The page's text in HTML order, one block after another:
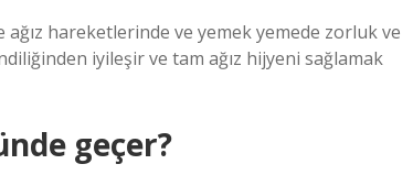
hareketlerinde ve yemek yemede zorluk ve
iyileşir ve tam ağız hijyeni sağlamak
geçer?